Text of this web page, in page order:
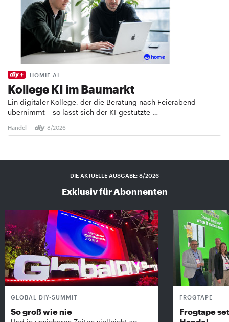
HOMIE AI
Kollege KI im Baumarkt
Ein digitaler Kollege, der die Beratung nach Feierabend
übernimmt – so lässt sich der KI-gestützte …
Handel 8/2026
DIE AKTUELLE AUSGABE: 8/2026
Exklusiv für Abonnenten
GLOBAL DIY-SUMMIT
So groß wie nie
FROGTAPE
Frogtape